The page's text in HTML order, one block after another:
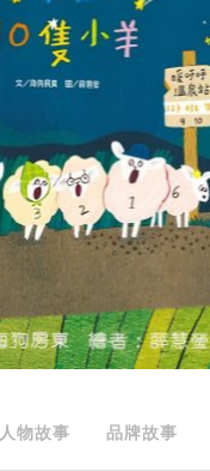
人物故事 品牌故事